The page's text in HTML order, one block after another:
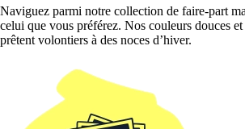
Naviguez parmi notre collection de faire-part
celui que vous préférez. Nos couleurs douces
prêtent volontiers à des noces d’hiver.